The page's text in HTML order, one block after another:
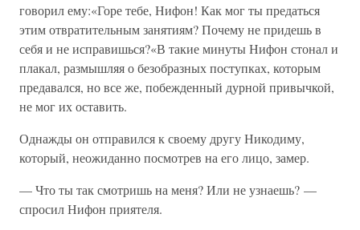
говорил ему:«Горе тебе, Нифон! Как мог ты предаться
этим отвратительным занятиям? Почему не придешь в
себя и не исправишься?«В такие минуты Нифон стонал и
плакал, размышляя о безобразных поступках, которым
предавался, но все же, побежденный дурной привычкой,
не мог их оставить.
Однажды он отправился к своему другу Никодиму,
который, неожиданно посмотрев на его лицо, замер.
— Что ты так смотришь на меня? Или не узнаешь? —
спросил Нифон приятеля.